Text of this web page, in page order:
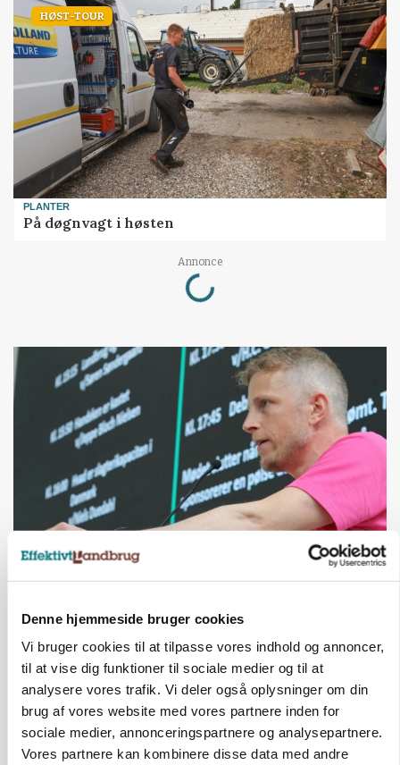
Denne hjemmeside bruger cookies
Vi bruger cookies til at tilpasse vores indhold og annoncer,
til at vise dig funktioner til sociale medier og til at
analysere vores trafik. Vi deler også oplysninger om din
brug af vores website med vores partnere inden for
sociale medier, annonceringspartnere og analysepartnere.
Vores partnere kan kombinere disse data med andre
HØST-TOUR
PLANTER
På døgnvagt i høsten
Annonce
Loading...
GRISE
Svineproducenter kalder Danish Crowns pris en